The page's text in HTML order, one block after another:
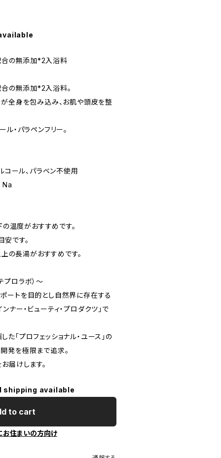
合の無添加*2入浴料
合の無添加*2入浴料。
全身を包み込み、お肌や頭皮を整
ル・パラペンフリー。
コール、パラベン不使用
Na
温度がおすすめです。
です。
の長湯がおすすめです。
プロラボ）～
ートを目的とし自然界に存在する
ナー・ビューティ・プロダクツ」で
「プロフェッショナル・ユース」の
発を極限まで追求。
届けします。
shipping available
to cart
お住まいの方向け